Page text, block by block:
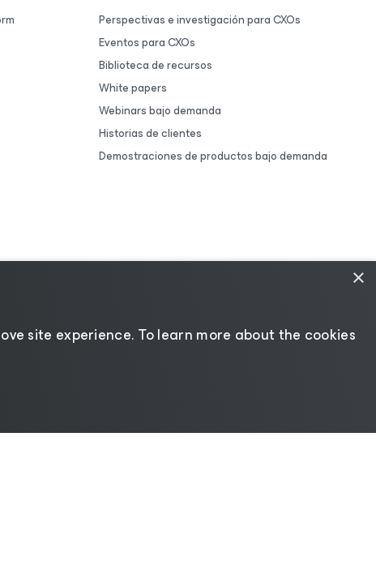
Perspectivas e investigación para CXOs
Eventos para CXOs
Biblioteca de recursos
White papers
Webinars bajo demanda
Historias de clientes
Demostraciones de productos bajo demanda
|Recursos para proveedores
×
site experience. ​To learn more about the cookies